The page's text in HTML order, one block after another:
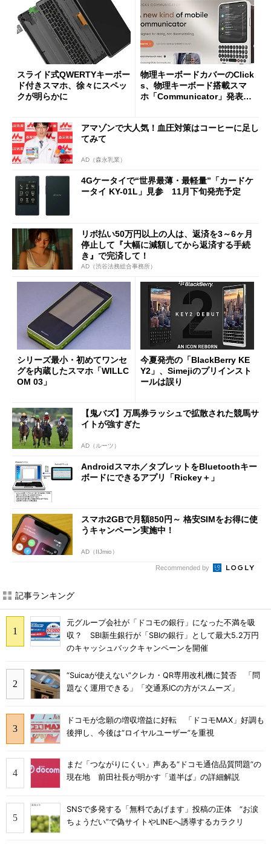
スライド式QWERTYキーボー
ド付きスマホ、徐々にスペッ
クが明らかに
物理キーボードカバーのClick
s、物理キーボード搭載スマ
ホ「Communicator」発表
アマゾンで大人気！血圧対策はコーヒーに足し
てみて
AD（森永乳業）
4Gケータイで“世界最薄・最軽量”「カードケ
ータイ KY-01L」見参 11月下旬発売予定
リボ払い50万円以上の人は、返済を3～6ヶ月
停止して『大幅に減額してから返済する手続
き』で完済して！
AD（渋谷法務総合事務所）
シリーズ最小・初めてワンセ
グを内蔵したスマホ「WILLC
OM 03」
今夏発売の「BlackBerry KE
Y2」、Simejiのプリインスト
ールは誤り
【鬼バズ】万馬券ラッシュで拡散された競馬サ
イトが強すぎた
AD（ルーツ）
Androidスマホ／タブレットをBluetoothキー
ボードにできるアプリ「Rickey＋」
スマホ2GBで月額850円～ 格安SIMをお得に使
うキャンペーン実施中！
AD（IIJmio）
Recommended by
記事ランキング
元グループ会社が「ドコモの銀行」になった不満を吸
収？ SBI新生銀行が「SBIの銀行」として最大5.2万円
のキャッシュバックキャンペーンを開催
“Suicaが使えない”クレカ・QR専用改札機に賛否 「問
題なく運用できる」「交通系ICの方がスムーズ」
ドコモが念願の増収増益に好転 「ドコモMAX」好調も
後押し、今後は“ロイヤルユーザー”を重視
まだ「つながりにくい」声ある“ドコモ通信品質問題”の
現在地 前田社長が明かす「道半ば」の詳細解説
SNSで多発する「無料であげます」投稿の正体 “お涙
ちょうだい”で偽サイトやLINEへ誘導するカラクリ